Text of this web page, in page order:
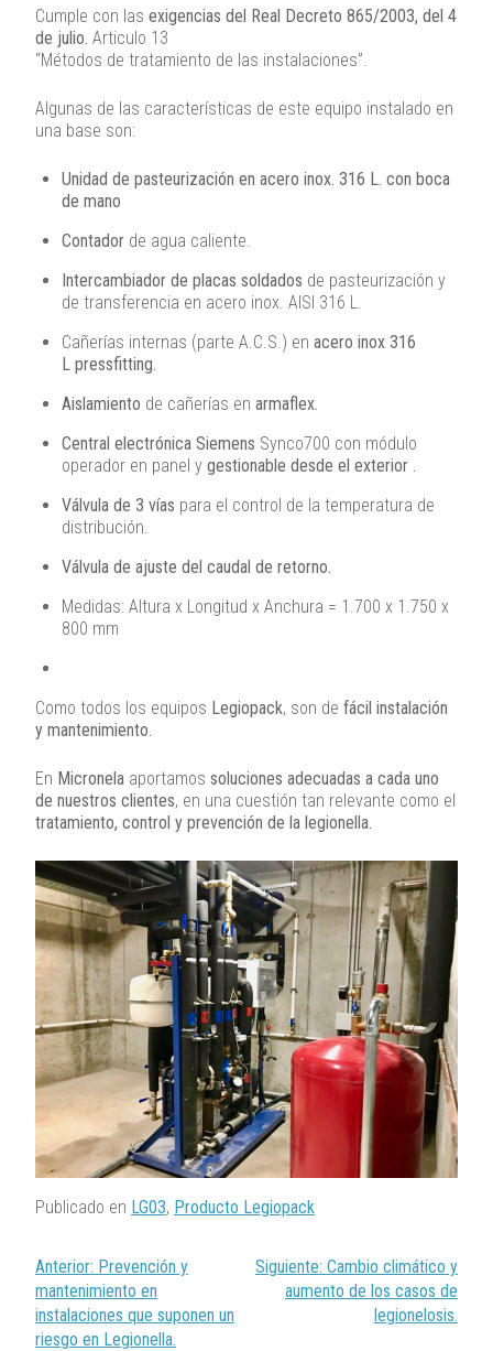
Cumple con las exigencias del Real Decreto 865/2003, del 4
de julio. Articulo 13
“Métodos de tratamiento de las instalaciones”.
Algunas de las características de este equipo instalado en
una base son:
Unidad de pasteurización en acero inox. 316 L. con boca
de mano
Contador de agua caliente.
Intercambiador de placas soldados de pasteurización y
de transferencia en acero inox. AISI 316 L.
Cañerías internas (parte A.C.S.) en acero inox 316
L pressfitting.
Aislamiento de cañerías en armaflex.
Central electrónica Siemens Synco700 con módulo
operador en panel y gestionable desde el exterior .
Válvula de 3 vías para el control de la temperatura de
distribución.
Válvula de ajuste del caudal de retorno.
Medidas: Altura x Longitud x Anchura = 1.700 x 1.750 x
800 mm
Como todos los equipos Legiopack, son de fácil instalación
y mantenimiento.
En Micronela aportamos soluciones adecuadas a cada uno
de nuestros clientes, en una cuestión tan relevante como el
tratamiento, control y prevención de la legionella.
Publicado en LG03, Producto Legiopack
Navegación
de
entradas
Anterior: Prevención y
mantenimiento en
instalaciones que suponen un
riesgo en Legionella.
Siguiente: Cambio climático y
aumento de los casos de
legionelosis.